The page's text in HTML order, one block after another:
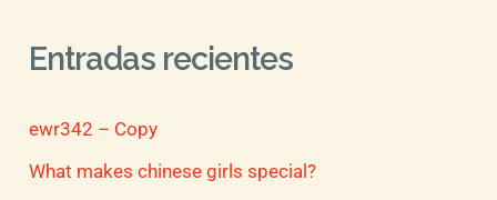
Entradas recientes
ewr342 – Copy
What makes chinese girls special?